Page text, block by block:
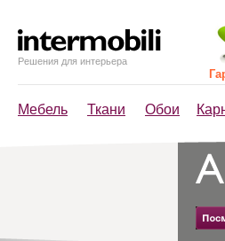
Решения для интерьера
Мебель Ткани Обои